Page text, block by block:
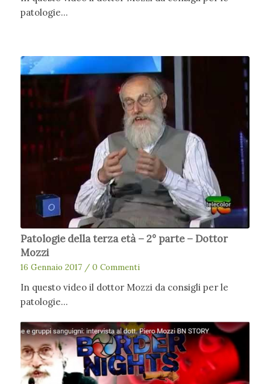
patologie…
Patologie della terza età – 2° parte – Dottor
Mozzi
16 Gennaio 2017 / 0 Commenti
In questo video il dottor Mozzi da consigli per le
patologie…